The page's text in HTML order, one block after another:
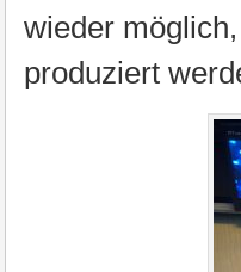
wieder
produziert